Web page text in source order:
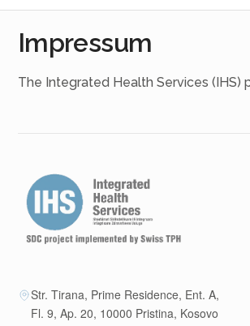
Impressum
The Integrated Health Services
Str. Tirana, Prime Residence, Ent. A,
Fl. 9, Ap. 20, 10000 Pristina, Kosovo